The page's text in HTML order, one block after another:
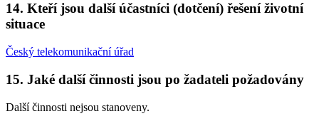
14. Kteří jsou další účastníci (dotčení) řešení životní
situace
Český telekomunikační úřad
15. Jaké další činnosti jsou po žadateli požadovány
Další činnosti nejsou stanoveny.